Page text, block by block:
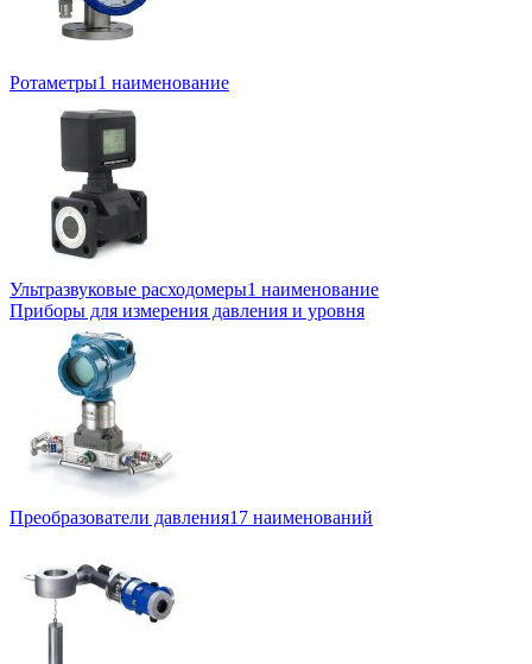
Ротаметры1 наименование
Ультразвуковые расходомеры1 наименование
Приборы для измерения давления и уровня
Преобразователи давления17 наименований